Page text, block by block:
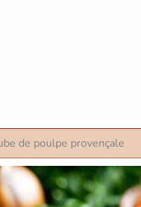
de poulpe provençale